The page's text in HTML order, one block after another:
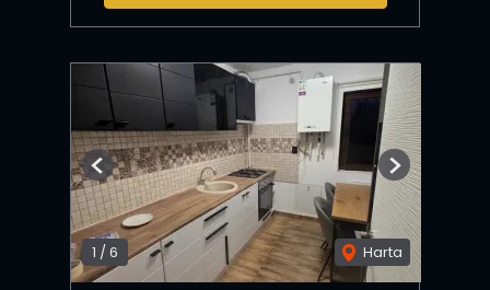
1 / 6 Harta
Previous Next